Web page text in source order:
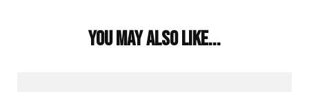
You may also like...